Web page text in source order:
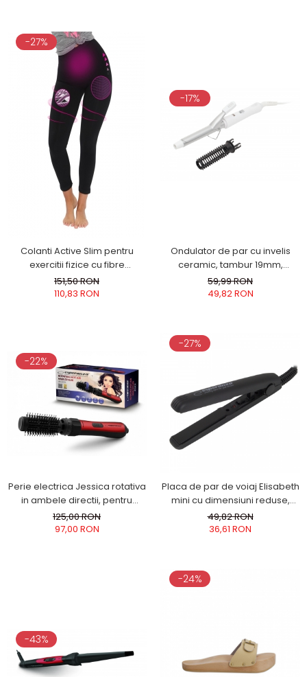
-27%
Colanti Active Slim pentru
exercitii fizice cu fibre
biorceramice si micromasaj
3D, marime XL
151,50 RON
110,83 RON
-17%
Ondulator de par cu invelis
ceramic, tambur 19mm,
incalzire rapida pentru bucle
luxuriante, alb
59,99 RON
49,82 RON
-22%
Perie electrica Jessica rotativa
in ambele directii, pentru
uscare si coafare simultana
125,00 RON
97,00 RON
-27%
Placa de par de voiaj Elisabeth
mini cu dimensiuni reduse,
ceramica, cablu 180 cm
49,82 RON
36,61 RON
-43%
-24%